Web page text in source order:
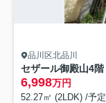
品川区北品川
セザール御殿山4階
6,998万円
52.27㎡ (2LDK) /予定